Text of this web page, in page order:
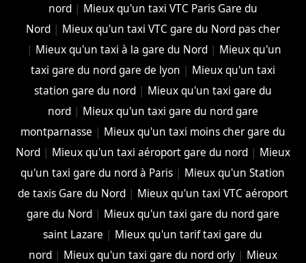
nord| Mieux qu'un taxi VTC Paris Gare du
Nord| Mieux qu'un taxi VTC gare du Nord pas cher
| Mieux qu'un taxi à la gare du Nord | Mieux qu'un
taxi gare du nord gare de lyon | Mieux qu'un taxi
station gare du nord| Mieux qu'un taxi gare du
nord| Mieux qu'un taxi gare du nord gare
montparnasse | Mieux qu'un taxi moins cher gare du
Nord| Mieux qu'un taxi aéroport gare du nord| Mieux
qu'un taxi gare du nord à Paris | Mieux qu'un Station
de taxis Gare du Nord| Mieux qu'un taxi VTC aéroport
gare du Nord| Mieux qu'un taxi gare du nord gare
saint Lazare | Mieux qu'un tarif taxi gare du
nord| Mieux qu'un taxi gare du nord orly| Mieux